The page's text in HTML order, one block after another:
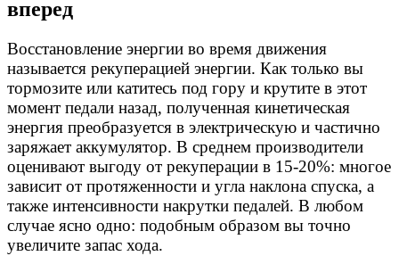
вперед
Восстановление энергии во время движения
называется рекуперацией энергии. Как только вы
тормозите или катитесь под гору и крутите в этот
момент педали назад, полученная кинетическая
энергия преобразуется в электрическую и частично
заряжает аккумулятор. В среднем производители
оценивают выгоду от рекуперации в 15-20%: многое
зависит от протяженности и угла наклона спуска, а
также интенсивности накрутки педалей. В любом
случае ясно одно: подобным образом вы точно
увеличите запас хода.